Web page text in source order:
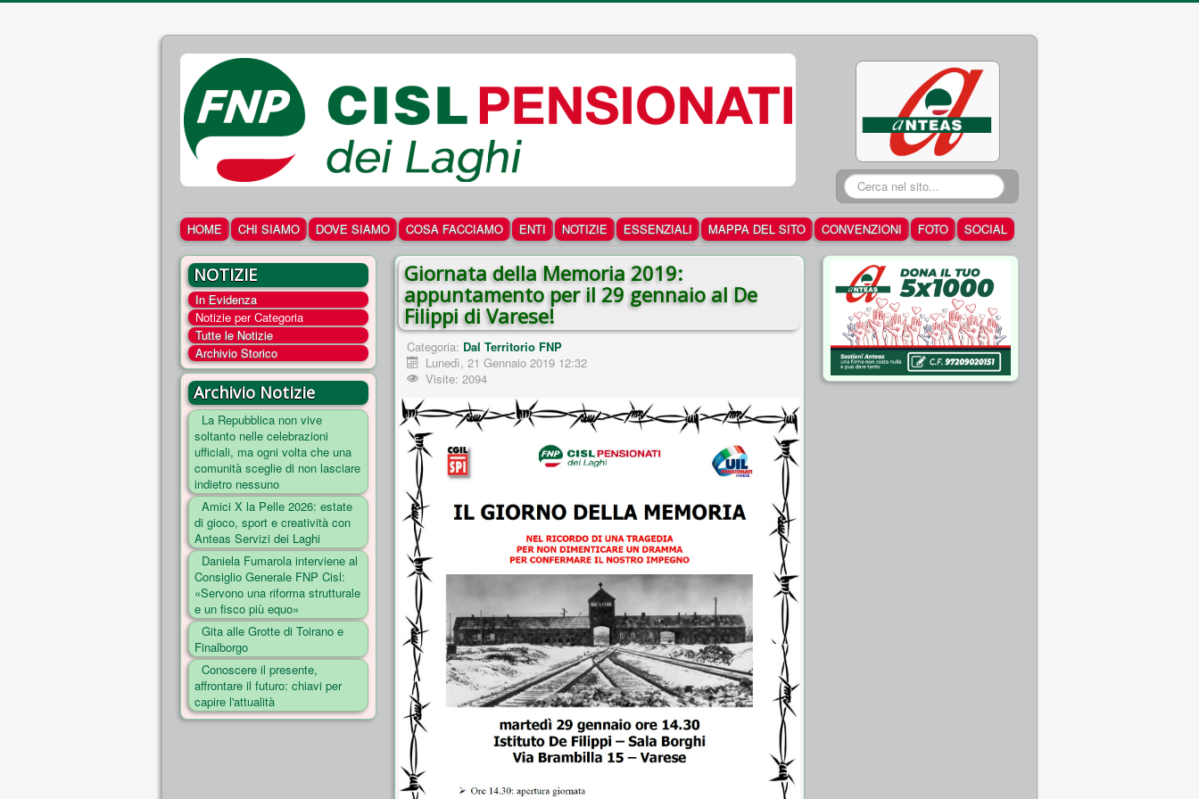
Cerca...
HOME CHI SIAMO DOVE SIAMO COSA FACCIAMO ENTI NOTIZIE ESSENZIALI MAPPA DEL SITO CONVENZIONI FOTO SOCIAL
NOTIZIE
In Evidenza
Notizie per Categoria
Tutte le Notizie
Archivio Storico
Archivio Notizie
La Repubblica non vive
soltanto nelle celebrazioni
ufficiali, ma ogni volta che una
comunità sceglie di non lasciare
indietro nessuno
Amici X la Pelle 2026: estate
di gioco, sport e creatività con
Anteas Servizi dei Laghi
Daniela Fumarola interviene al
Consiglio Generale FNP Cisl:
«Servono una riforma strutturale
e un fisco più equo»
Gita alle Grotte di Toirano e
Finalborgo
Conoscere il presente,
affrontare il futuro: chiavi per
capire l'attualità
Giornata della Memoria 2019:
appuntamento per il 29 gennaio al De
Filippi di Varese!
Categoria: Dal Territorio FNP
Lunedì, 21 Gennaio 2019 12:32
Visite: 2094